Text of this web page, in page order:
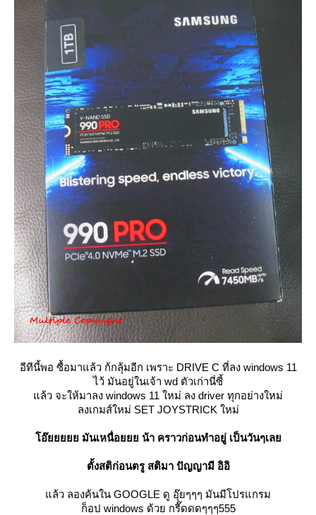
อีทีนี้พอ ซื้อมาแล้ว ก้กลุ้มอีก เพราะ DRIVE C ที่ลง windows 11
ไว้ มันอยู่ในเจ้า wd ตัวเก่านี่ซี้
ล้ว จะให้มาลง windows 11 ใหม่ ลง driver ทุกอย่างใหม่
ลงเกมส์ใหม่ SET JOYSTRICK ใหม่
อ๊ยยยยย มันเหนื่อยยย น้า คราวก่อนทำอยู่ เป็นวันๆเล
ตั้งสติก่อนตรู สติมา ปัญญามี อิอิ
ล้ว ลองค้นใน GOOGLE ดู อุ๊ยๆๆๆ มันมีโปรแกรม
ก็อป windows ด้วย กรี๊ดดดๆๆๆ555